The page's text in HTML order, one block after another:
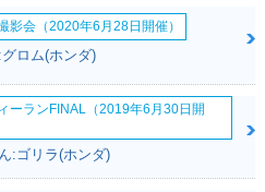
影会（2020年6月28日開催）
ロム(ホンダ)
ーランFINAL（2019年6月30日開
:ゴリラ(ホンダ)